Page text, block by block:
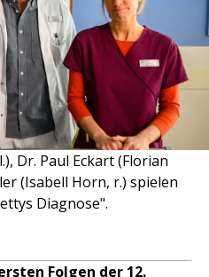
Dr. Paul Eckart (Florian
(Isabell Horn, r.) spielen
Diagnose".
Folgen der 12.